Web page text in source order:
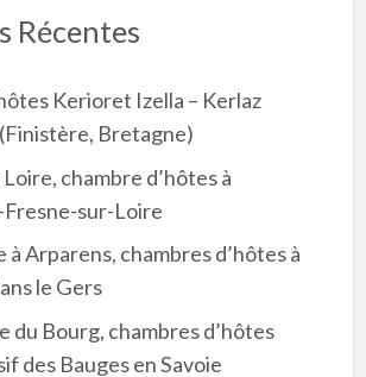
Récentes
Kerioret Izella – Kerlaz
Bretagne)
Loire, chambre d’hôtes à
sur-Loire
à Arparens, chambres d’hôtes à
le Gers
du Bourg, chambres d’hôtes
des Bauges en Savoie